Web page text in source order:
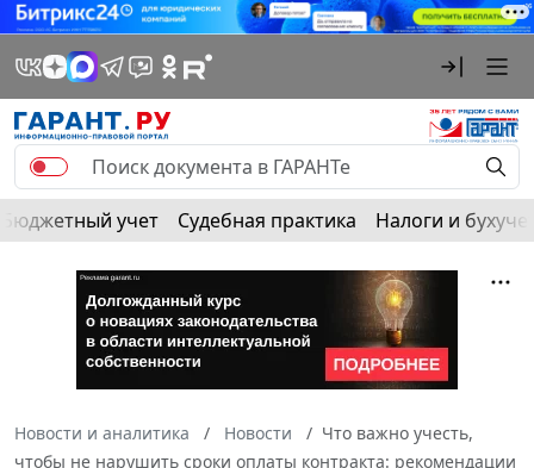
Бюджетный учет Судебная практика Налоги и
Новости и аналитика Новости
Что важно учесть,
чтобы не нарушить сроки оплаты контракта: рекомендации